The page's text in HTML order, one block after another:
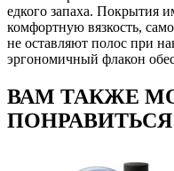
едкого запаха. Покрытия
комфортную вязкость,
не оставляют полос при
эргономичный флакон
ВАМ ТАКЖЕ
ПОНРАВИТЬСЯ